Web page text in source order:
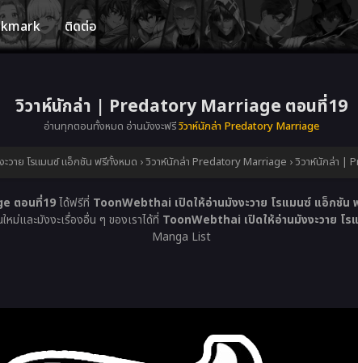
ติดต่อ
วิวาห์นักล่า | Predatory Marriage ตอนที่19
อ่านทุกตอนทั้งหมด อ่านมังงะฟรีวิวาห์นักล่า Predatory Marriage
วาย โรแมนซ์ แอ็กชัน ฟรีทั้งหมด ›วิวาห์นักล่า Predatory Marriage ›วิวาห์นักล่า |
ตอนที่19ได้ฟรีที่ ToonWebthai เปิดให้อ่านมังงะวาย โรแมนซ์ แอ็กชัน
ม่และมังงะเรื่องอื่น ๆ ของเราได้ที่ ToonWebthai เปิดให้อ่านมังงะวาย โ
Manga List